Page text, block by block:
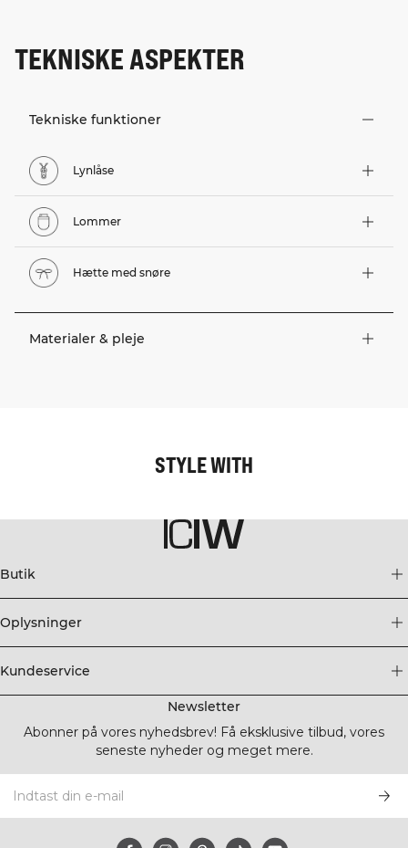
TEKNISKE ASPEKTER
Tekniske funktioner
Lynlåse
Lommer
Hætte med snøre
Materialer & pleje
STYLE WITH
Butik
Oplysninger
Kundeservice
Newsletter
Abonner på vores nyhedsbrev! Få eksklusive tilbud, vores
seneste nyheder og meget mere.